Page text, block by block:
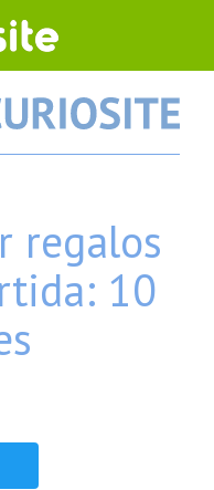
regalos
10